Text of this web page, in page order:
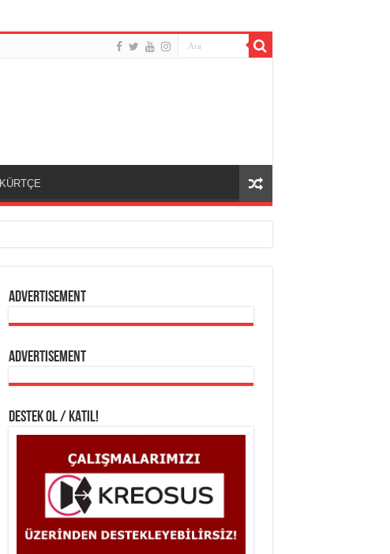
KÜRTÇE
Advertisement
Advertisement
DESTEK OL / KATIL!